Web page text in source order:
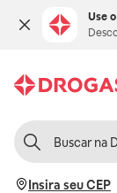
Use
Insira seu CEP